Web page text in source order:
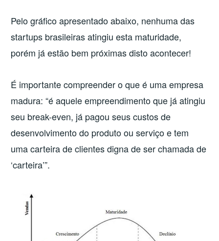
Pelo gráfico apresentado abaixo, nenhuma das
startups brasileiras atingiu esta maturidade,
porém já estão bem próximas disto acontecer!
É importante compreender o que é uma empresa
madura: “é aquele empreendimento que já atingiu
seu break-even, já pagou seus custos de
desenvolvimento do produto ou serviço e tem
uma carteira de clientes digna de ser chamada de
‘carteira’”.